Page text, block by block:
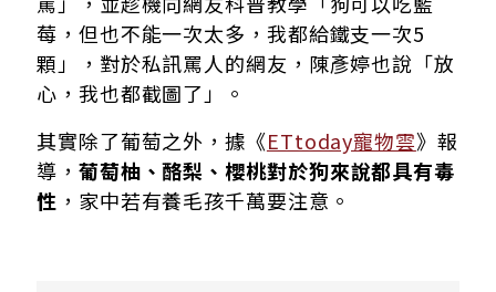
莓，但也不能一次太多，我都給鐵支一次5
顆」，對於私訊罵人的網友，陳彥婷也說「放
心，我也都截圖了」。
其實除了葡萄之外，據《ETtoday寵物雲》報
導， 葡萄柚、酪梨、櫻桃對於狗來說都具有毒
性 ，家中若有養毛孩千萬要注意。